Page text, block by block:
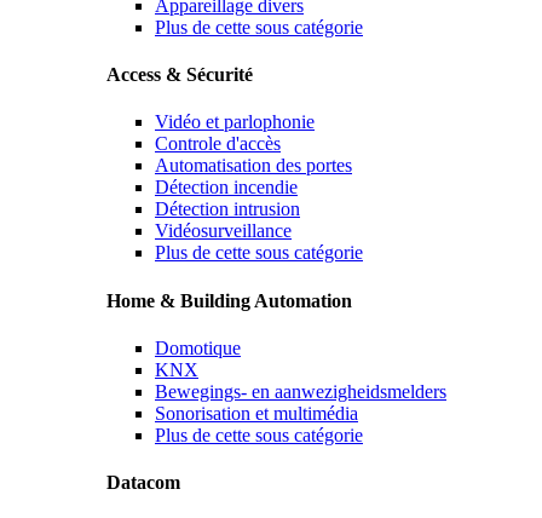
Appareillage divers
Plus de cette sous catégorie
Access & Sécurité
Vidéo et parlophonie
Controle d'accès
Automatisation des portes
Détection incendie
Détection intrusion
Vidéosurveillance
Plus de cette sous catégorie
Home & Building Automation
Domotique
KNX
Bewegings- en aanwezigheidsmelders
Sonorisation et multimédia
Plus de cette sous catégorie
Datacom